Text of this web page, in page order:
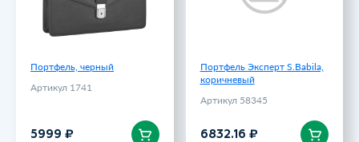
Портфель, черный
Артикул 1741
5999 ₽В корзину
Портфель Эксперт S.Babila,
коричневый
Артикул 58345
6832.16 ₽В корзину